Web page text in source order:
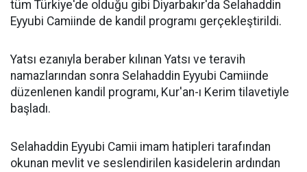
tüm Türkiye'de olduğu gibi Diyarbakır'da Selahaddin
Eyyubi Camiinde de kandil programı gerçekleştirildi.
Yatsı ezanıyla beraber kılınan Yatsı ve teravih
namazlarından sonra Selahaddin Eyyubi Camiinde
düzenlenen kandil programı, Kur'an-ı Kerim tilavetiyle
başladı.
Selahaddin Eyyubi Camii imam hatipleri tarafından
okunan mevlit ve seslendirilen kasidelerin ardından